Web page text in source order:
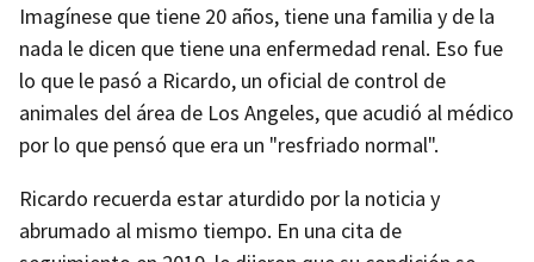
Imagínese que tiene 20 años, tiene una familia y de la
nada le dicen que tiene una enfermedad renal. Eso fue
lo que le pasó a Ricardo, un oficial de control de
animales del área de Los Angeles, que acudió al médico
por lo que pensó que era un "resfriado normal".
Ricardo recuerda estar aturdido por la noticia y
abrumado al mismo tiempo. En una cita de